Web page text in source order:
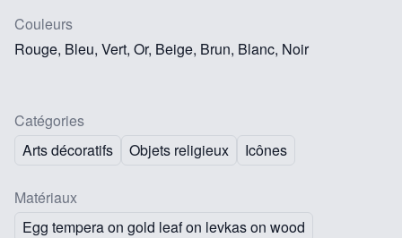
Couleurs
Rouge, Bleu, Vert, Or, Beige, Brun, Blanc, Noir
Catégories
Arts décoratifs
Objets religieux Icônes
Matériaux
Egg tempera on gold leaf on levkas on wood